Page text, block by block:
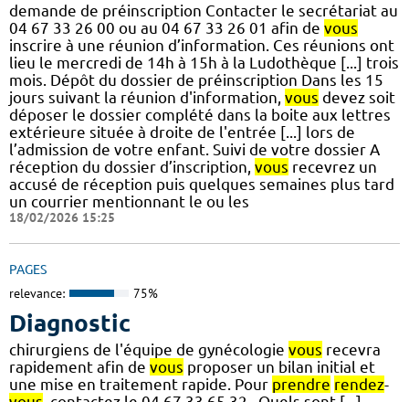
demande de préinscription Contacter le secrétariat au
04 67 33 26 00 ou au 04 67 33 26 01 afin de vous
inscrire à une réunion d’information. Ces réunions ont
lieu le mercredi de 14h à 15h à la Ludothèque [...] trois
mois. Dépôt du dossier de préinscription Dans les 15
jours suivant la réunion d'information, vous devez soit
déposer le dossier complété dans la boite aux lettres
extérieure située à droite de l'entrée [...] lors de
l’admission de votre enfant. Suivi de votre dossier A
réception du dossier d’inscription, vous recevrez un
accusé de réception puis quelques semaines plus tard
un courrier mentionnant le ou les
18/02/2026 15:25
PAGES
relevance: 75%
Diagnostic
chirurgiens de l'équipe de gynécologie vous recevra
rapidement afin de vous proposer un bilan initial et
une mise en traitement rapide. Pour prendre rendez-